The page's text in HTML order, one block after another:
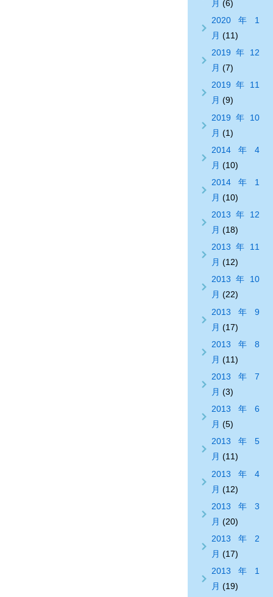
月 (6)
2020年1
月 (11)
2019年12
月 (7)
2019年11
月 (9)
2019年10
月 (1)
2014年4
月 (10)
2014年1
月 (10)
2013年12
月 (18)
2013年11
月 (12)
2013年10
月 (22)
2013年9
月 (17)
2013年8
月 (11)
2013年7
月 (3)
2013年6
月 (5)
2013年5
月 (11)
2013年4
月 (12)
2013年3
月 (20)
2013年2
月 (17)
2013年1
月 (19)